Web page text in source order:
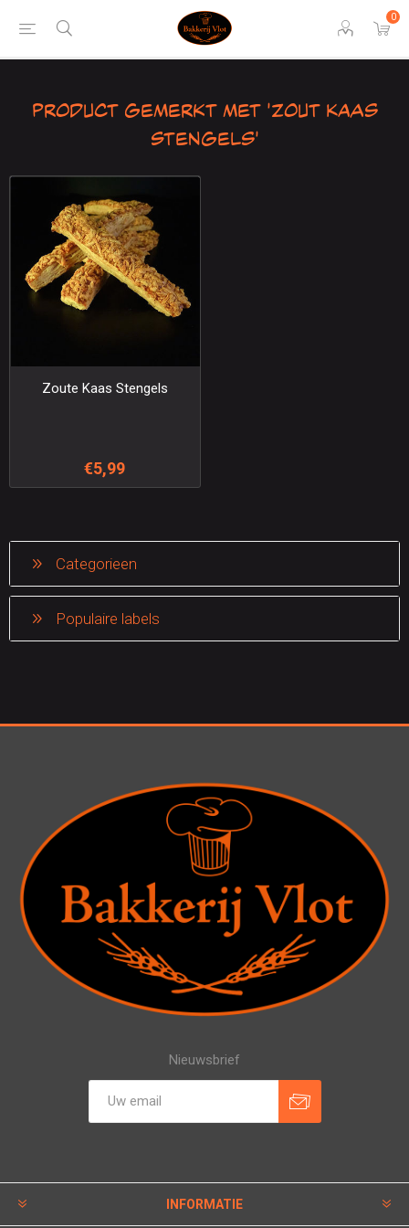
0
Product gemerkt met 'Zout Kaas
Stengels'
Zoute Kaas Stengels
€5,99
Categorieen
Populaire labels
Nieuwsbrief
INFORMATIE